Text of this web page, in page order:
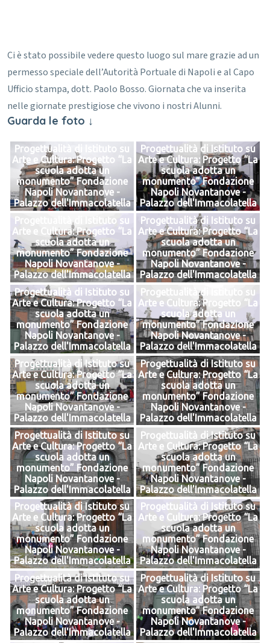
Ci è stato possibile vedere questo luogo sul mare grazie ad un
permesso speciale dell’Autorità Portuale di Napoli e al Capo
Ufficio stampa, dott. Paolo Bosso.Giornata che va inserita
nelle giornate prestigiose che vivono i nostri Alunni.
Guarda le foto ↓
Progettualità di Istituto su
Arte e Cultura: Progetto “La
scuola adotta un
monumento” Fondazione
Napoli Novantanove -
Palazzo dell'Immacolatella
Progettualità di Istituto su
Arte e Cultura: Progetto “La
scuola adotta un
monumento” Fondazione
Napoli Novantanove -
Palazzo dell'Immacolatella
Progettualità di Istituto su
Arte e Cultura: Progetto “La
scuola adotta un
monumento” Fondazione
Napoli Novantanove -
Palazzo dell'Immacolatella
Progettualità di Istituto su
Arte e Cultura: Progetto “La
scuola adotta un
monumento” Fondazione
Napoli Novantanove -
Palazzo dell'Immacolatella
Progettualità di Istituto su
Arte e Cultura: Progetto “La
scuola adotta un
monumento” Fondazione
Napoli Novantanove -
Palazzo dell'Immacolatella
Progettualità di Istituto su
Arte e Cultura: Progetto “La
scuola adotta un
monumento” Fondazione
Napoli Novantanove -
Palazzo dell'Immacolatella
Progettualità di Istituto su
Arte e Cultura: Progetto “La
scuola adotta un
monumento” Fondazione
Napoli Novantanove -
Palazzo dell'Immacolatella
Progettualità di Istituto su
Arte e Cultura: Progetto “La
scuola adotta un
monumento” Fondazione
Napoli Novantanove -
Palazzo dell'Immacolatella
Progettualità di Istituto su
Arte e Cultura: Progetto “La
scuola adotta un
monumento” Fondazione
Napoli Novantanove -
Palazzo dell'Immacolatella
Progettualità di Istituto su
Arte e Cultura: Progetto “La
scuola adotta un
monumento” Fondazione
Napoli Novantanove -
Palazzo dell'Immacolatella
Progettualità di Istituto su
Arte e Cultura: Progetto “La
scuola adotta un
monumento” Fondazione
Napoli Novantanove -
Palazzo dell'Immacolatella
Progettualità di Istituto su
Arte e Cultura: Progetto “La
scuola adotta un
monumento” Fondazione
Napoli Novantanove -
Palazzo dell'Immacolatella
Progettualità di Istituto su
Arte e Cultura: Progetto “La
scuola adotta un
monumento” Fondazione
Napoli Novantanove -
Palazzo dell'Immacolatella
Progettualità di Istituto su
Arte e Cultura: Progetto “La
scuola adotta un
monumento” Fondazione
Napoli Novantanove -
Palazzo dell'Immacolatella